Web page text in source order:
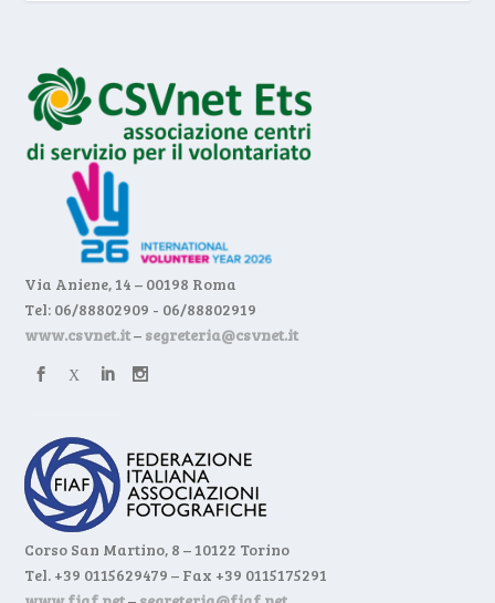
Via Aniene, 14 – 00198 Roma
Tel: 06/88802909 - 06/88802919
www.csvnet.it– segreteria@csvnet.it
Corso San Martino, 8 – 10122 Torino
Tel. +39 0115629479 – Fax +39 0115175291